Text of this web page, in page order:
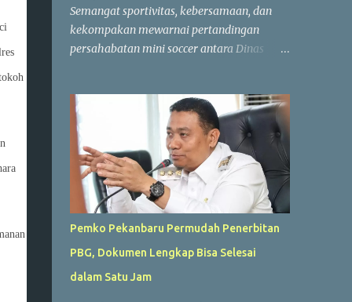
Semangat sportivitas, kebersamaan, dan
kekompakan mewarnai pertandingan
persahabatan mini soccer antara Dinas
melawan Badan Pendapatan Daerah
(Bapenda) Kabupaten Kampar. Laga yang
berlangsung di Lapangan Triple A (3A) Mini
Soccer, Batu Belah, Kecamatan Kampar,
Kamis (23/7/2026), menjadi ajang
mempererat silaturahmi sekaligus menjaga
kebugaran jasmani bagi Aparatur Sipil
Negara (ASN) dan PPPK di lingkungan
Pemerintah Kabupaten Kampar. Sejak peluit
awal dibunyikan yang dipimpin wasit
Pemko Pekanbaru Permudah Penerbitan
PBG, Dokumen Lengkap Bisa Selesai
dalam Satu Jam